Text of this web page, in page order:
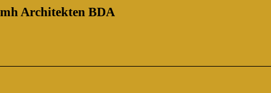
mh Architekten BDA